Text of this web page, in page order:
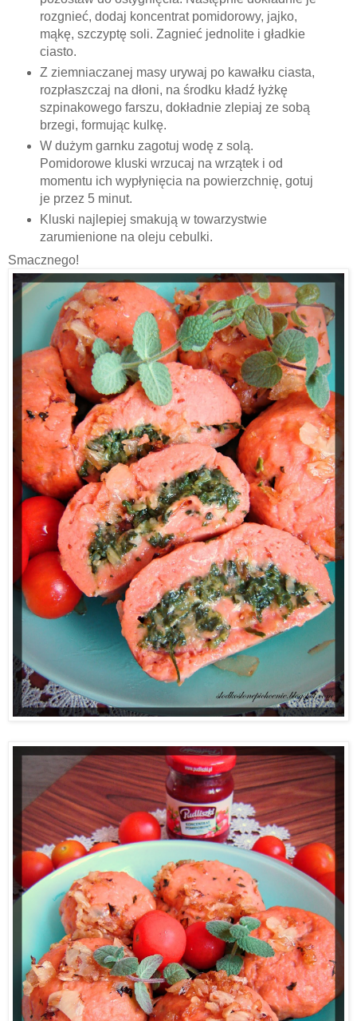
rozgnieć, dodaj koncentrat pomidorowy, jajko,
mąkę, szczyptę soli. Zagnieć jednolite i gładkie
ciasto.
Z ziemniaczanej masy urywaj po kawałku ciasta,
rozpłaszczaj na dłoni, na środku kładź łyżkę
szpinakowego farszu, dokładnie zlepiaj ze sobą
brzegi, formując kulkę.
W dużym garnku zagotuj wodę z solą.
Pomidorowe kluski wrzucaj na wrzątek i od
momentu ich wypłynięcia na powierzchnię, gotuj
je przez 5 minut.
Kluski najlepiej smakują w towarzystwie
zarumienione na oleju cebulki.
Smacznego!